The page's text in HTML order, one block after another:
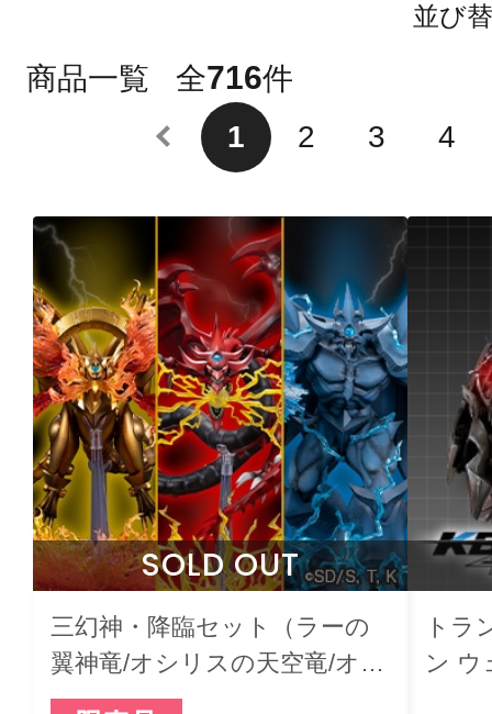
並び
商品一覧 全716件
1
2 3 4
SOLD OUT
三幻神・降臨セット（ラーの
翼神竜/オシリスの天空竜/オベ
リスクの巨神兵）
トラ
ン ウ